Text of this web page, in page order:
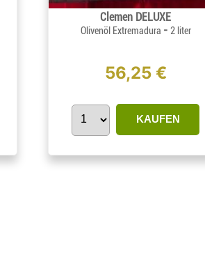
Clemen DELUXE
Olivenöl Extremadura - 2 liter
56,25 €
KAUFEN